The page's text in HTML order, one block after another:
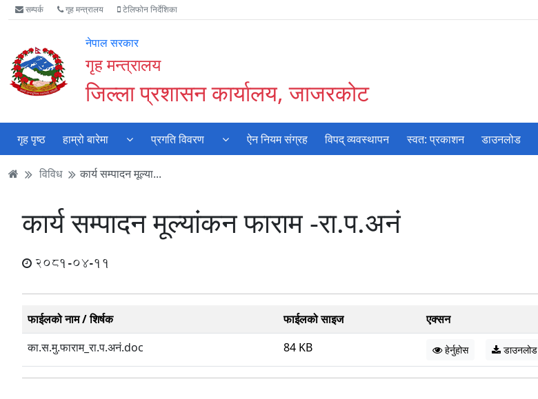
Accessibility
Mode
गर्नुहोस्
मुख्य
सामाग्री
मुख्य
नेभिगेसन
वेबसाइट
खोजमा
सम्पर्क गृह मन्त्रालय टेलिफोन निर्देशिका
नेपाल सरकार
गृह मन्त्रालय
जिल्ला प्रशासन कार्यालय, जाजरकोट
गृह पृष्ठ हाम्रो बारेमा प्रगति विवरण ऐन नियम संग्रह विपद् व्यवस्थापन स्वत: प्रकाशन डाउनलोड
विविध कार्य सम्पादन मूल्या...
कार्य सम्पादन मूल्यांकन फाराम -रा.प.अनं
2081-04-11
फाईलको नाम / शिर्षक फाईलको साइज
एक्सन
का.स.मु.फाराम_रा.प.अनं.doc
84 KB हेर्नुहोस डाउनलोड